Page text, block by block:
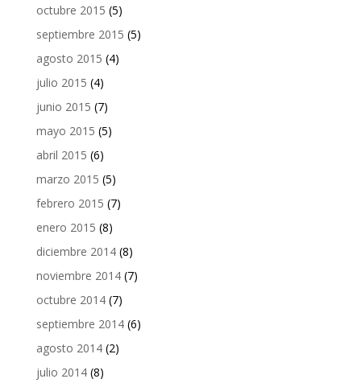
octubre 2015 (5)
septiembre 2015 (5)
agosto 2015 (4)
julio 2015 (4)
junio 2015 (7)
mayo 2015 (5)
abril 2015 (6)
marzo 2015 (5)
febrero 2015 (7)
enero 2015 (8)
diciembre 2014(8)
noviembre 2014(7)
octubre 2014(7)
septiembre 2014(6)
agosto 2014(2)
julio 2014(8)